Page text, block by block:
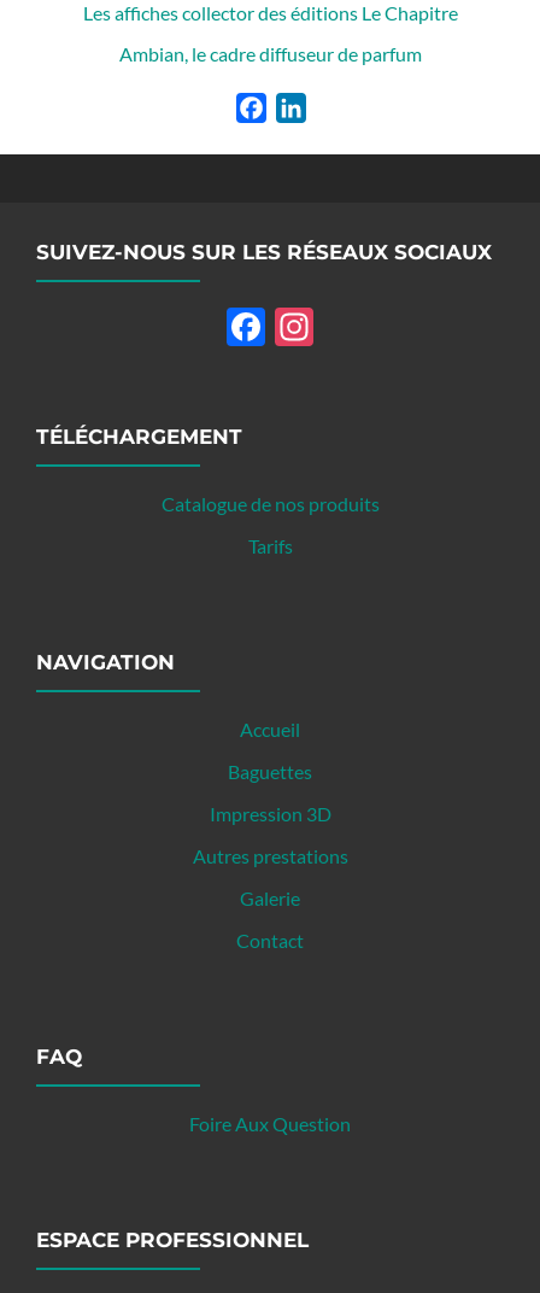
Les affiches collector des éditions Le Chapitre
Ambian, le cadre diffuseur de parfum
Facebook
SUIVEZ-NOUS SUR LES RÉSEAUX SOCIAUX
Facebook
TÉLÉCHARGEMENT
Catalogue de nos produits
Tarifs
NAVIGATION
Accueil
Baguettes
Impression 3D
Autres prestations
Galerie
Contact
FAQ
Foire Aux Question
ESPACE PROFESSIONNEL